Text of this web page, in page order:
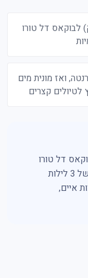
לבוקאס דל טורו
ואז מונית מים
2 לילות בבוקאס דל טורו
כדי ליהנות באופן מלא מהאיים. שהות של 3 לילות
איים,